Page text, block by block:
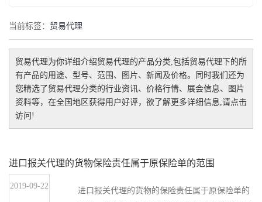
当前标签： 贸易代理
贸易代理为你详细介绍贸易代理的产品分类,包括贸易代理 下的所
有产品的用途、型号、范围、图片、新闻及价格。同时我们还为
您精选了 贸易代理分类的行业资讯、价格行情、展会信息、图片
资料等，在全国地区获得用户好评，欲了解更多详细信息,请点击
访问!
进口报关代理的货物保险责任属于原保险单的范围
2019-09-22
进口报关代理的货物的保险责任属于原保险单的